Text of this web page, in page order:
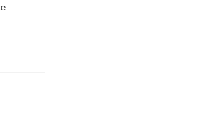
...